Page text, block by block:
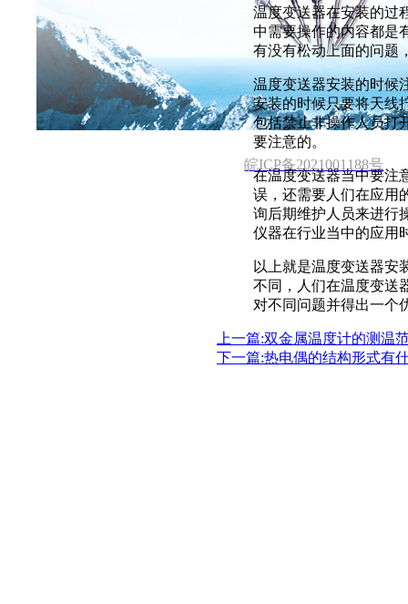
温度变送器在安装的过
中需要操作的内容都是
有没有松动上面的问题
温度变送器安装的时候
安装的时候只要将天线
包括禁止非操作人员打
要注意的。
在温度变送器当中要注
误，还需要人们在应用
询后期维护人员来进行
仪器在行业当中的应用
以上就是温度变送器安
不同，人们在温度变送
对不同问题并得出一个
上一篇:双金属温度计的测温
下一篇:热电偶的结构形式有
电话 :137 2101 3931 邮箱:
皖ICP备2021001188号
首页 关于公司 新闻中心